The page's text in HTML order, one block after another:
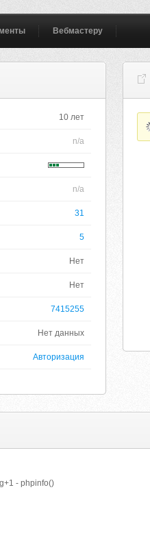
Вебмастеру
10 лет
n/a
n/a
31
5
Нет
Нет
7415255
Нет данных
Авторизация
- phpinfo()